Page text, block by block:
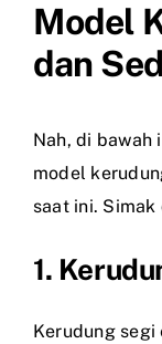
Model
dan
Nah, di bawah
model
saat ini. Simak
1.
Kerudung